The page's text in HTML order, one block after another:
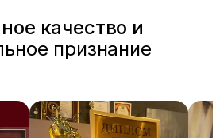
качество и
признание